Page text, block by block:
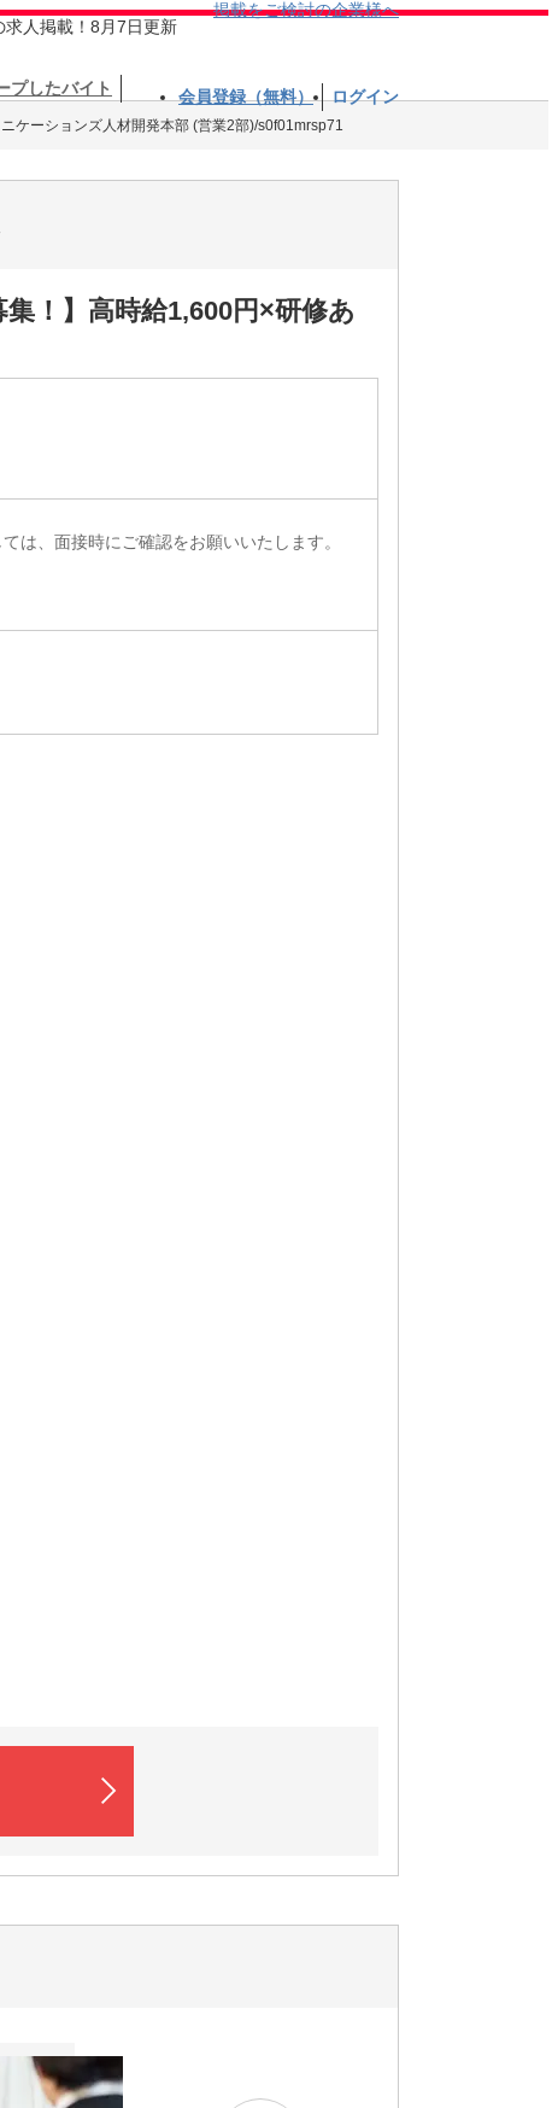
求人掲載！8月7日更新
掲載をご検討の企業様へ
プしたバイト 会員登録（無料） ログイン
ケーションズ人材開発本部 (営業2部)/s0f01mrsp71
！】高時給1,600円×研修あ
は、面接時にご確認をお願いいたします。